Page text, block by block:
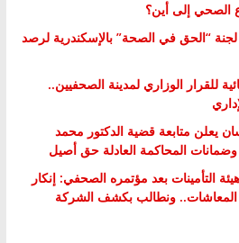
الصحي إلى أين؟
“الحق في الصحة” بالإسكندرية لرصد
للقرار الوزاري لمدينة الصحفيين..
يعلن متابعة قضية الدكتور محمد
وضمانات المحاكمة العادلة حق أصيل
التأمينات بعد مؤتمره الصحفي: إنكار
المعاشات.. ونطالب بكشف الشركة